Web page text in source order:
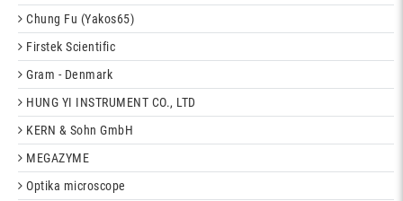
Chung Fu (Yakos65)
Firstek Scientific
Gram - Denmark
HUNG YI INSTRUMENT CO., LTD
KERN & Sohn GmbH
MEGAZYME
Optika microscope